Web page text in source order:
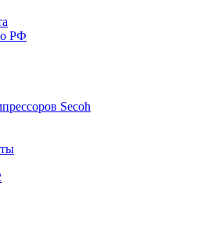
РФ
Secoh